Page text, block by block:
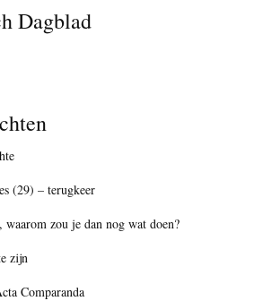
Dagblad
(29) – terugkeer
zou je dan nog wat doen?
zijn
Comparanda